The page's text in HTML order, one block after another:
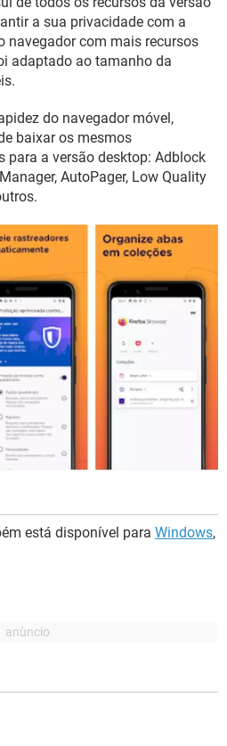
a sua privacidade com a
navegador com mais recursos
adaptado ao tamanho da
do navegador móvel,
baixar os mesmos
para a versão desktop: Adblock
AutoPager, Low Quality
está disponível para Windows,